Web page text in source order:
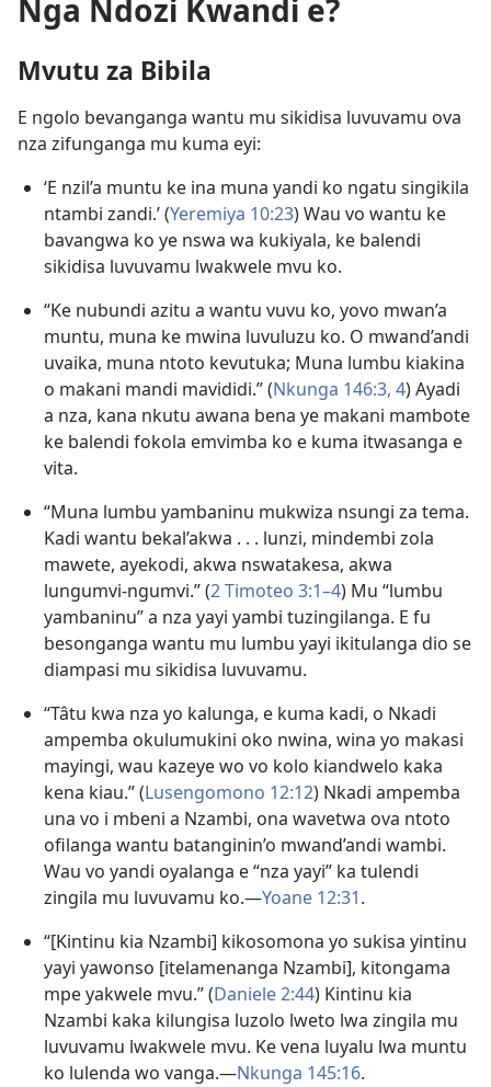
Nga Ndozi Kwandi e?
Mvutu za Bibila
E ngolo bevanganga wantu mu sikidisa luvuvamu ova
nza zifunganga mu kuma eyi:
‘E nzil’a muntu ke ina muna yandi ko ngatu singikila
ntambi zandi.’ (Yeremiya 10:23) Wau vo wantu ke
bavangwa ko ye nswa wa kukiyala, ke balendi
sikidisa luvuvamu lwakwele mvu ko.
“Ke nubundi azitu a wantu vuvu ko, yovo mwan’a
muntu, muna ke mwina luvuluzu ko. O mwand’andi
uvaika, muna ntoto kevutuka; Muna lumbu kiakina
o makani mandi mavididi.” (Nkunga 146:3, 4) Ayadi
a nza, kana nkutu awana bena ye makani mambote
ke balendi fokola emvimba ko e kuma itwasanga e
vita.
“Muna lumbu yambaninu mukwiza nsungi za tema.
Kadi wantu bekal’akwa . . . lunzi, mindembi zola
mawete, ayekodi, akwa nswatakesa, akwa
lungumvi-ngumvi.” (2 Timoteo 3:1–4) Mu “lumbu
yambaninu” a nza yayi yambi tuzingilanga. E fu
besonganga wantu mu lumbu yayi ikitulanga dio se
diampasi mu sikidisa luvuvamu.
“Tâtu kwa nza yo kalunga, e kuma kadi, o Nkadi
ampemba okulumukini oko nwina, wina yo makasi
mayingi, wau kazeye wo vo kolo kiandwelo kaka
kena kiau.” (Lusengomono 12:12) Nkadi ampemba
una vo i mbeni a Nzambi, ona wavetwa ova ntoto
ofilanga wantu batanginin’o mwand’andi wambi.
Wau vo yandi oyalanga e “nza yayi” ka tulendi
zingila mu luvuvamu ko.—Yoane 12:31.
“[Kintinu kia Nzambi] kikosomona yo sukisa yintinu
yayi yawonso [itelamenanga Nzambi], kitongama
mpe yakwele mvu.” (Daniele 2:44) Kintinu kia
Nzambi kaka kilungisa luzolo lweto lwa zingila mu
luvuvamu lwakwele mvu. Ke vena luyalu lwa muntu
ko lulenda wo vanga.—Nkunga 145:16.